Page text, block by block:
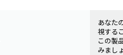
あなた
視する
この製
みまし